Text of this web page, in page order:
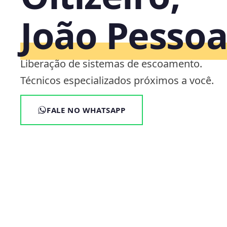
João
Liberação de sistemas de escoamento.
Técnicos especializados próximos a você.
FALE NO WHATSAPP